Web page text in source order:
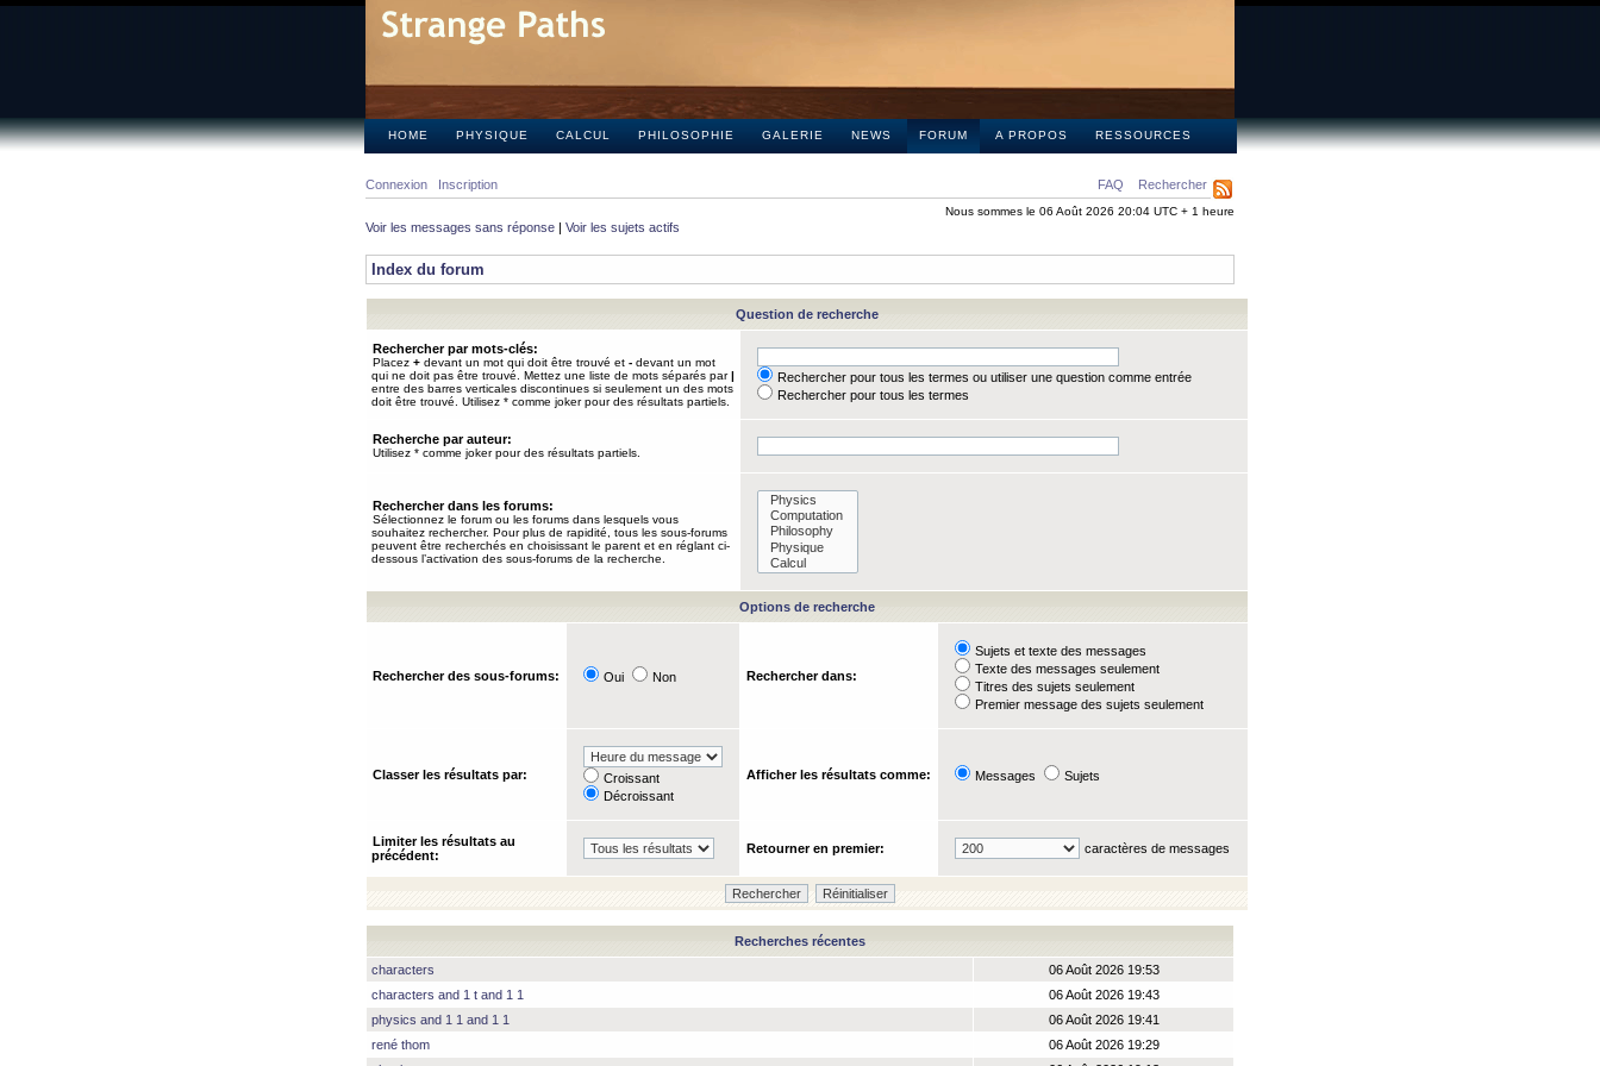
HOME PHYSIQUE CALCUL PHILOSOPHIE GALERIE NEWS FORUM A PROPOS RESSOURCES
FAQ Rechercher
Connexion Inscription
Nous sommes le 06 Août 2026 20:04 UTC + 1 heure
Voir les messages sans réponse | Voir les sujets actifs
Index du forum
Question de recherche
Rechercher par mots-clés:
Placez + devant un mot qui doit être trouvé et - devant un mot
qui ne doit pas être trouvé. Mettez une liste de mots séparés par|
entre des barres verticales discontinues si seulement un des mots
doit être trouvé. Utilisez * comme joker pour des résultats partiels.
Rechercher pour tous les termes ou utiliser une question comme entrée
Rechercher pour tous les termes
Recherche par auteur:
Utilisez * comme joker pour des résultats partiels.
Rechercher dans les forums:
Sélectionnez le forum ou les forums dans lesquels vous
souhaitez rechercher. Pour plus de rapidité, tous les sous-forums
peuvent être recherchés en choisissant le parent et en réglant ci-
dessous l’activation des sous-forums de la recherche.
Options de recherche
Rechercher des sous-forums: Oui Non Rechercher dans:
Sujets et texte des messages
Texte des messages seulement
Titres des sujets seulement
Premier message des sujets seulement
Classer les résultats par:
Croissant
Décroissant
Afficher les résultats comme: Messages Sujets
Limiter les résultats au
précédent:
Retourner en premier: caractères de messages
Recherches récentes
characters
06 Août 2026 19:53
characters and 1 t and 1 1
06 Août 2026 19:43
physics and 1 1 and 1 1
06 Août 2026 19:41
rené thom
06 Août 2026 19:29